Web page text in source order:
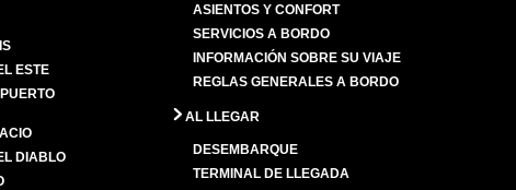
ESTE
DIABLO
ASIENTOS Y CONFORT
SERVICIOS A BORDO
INFORMACIÓN SOBRE SU VIAJE
REGLAS GENERALES A BORDO
AL LLEGAR
DESEMBARQUE
TERMINAL DE LLEGADA